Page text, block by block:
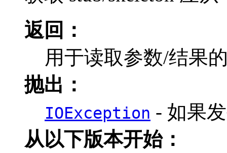
返回：
用于读取参数/结果
抛出：
IOException - 如果
从以下版本开始：